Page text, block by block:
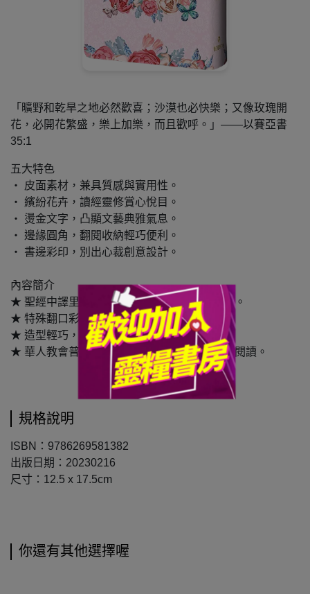
喜；沙漠也必快樂；又像玫瑰開花，必開花繁盛，樂上加樂，而
呼。」——以賽亞書
「曠野和乾旱之地必然歡喜；沙漠也必快樂；又像玫瑰開
花，必開花繁盛，樂上加樂，而且歡呼。」——以賽亞書
35:1
五大特色
‧ 皮面素材，兼具質感與實用性。
‧ 繽紛花卉，讀經靈修賞心悅目。
‧ 燙金文字，凸顯文藝典雅氣息。
‧ 邊緣圓角，翻閱收納輕巧便利。
‧ 書邊彩印，別出心裁創意設計。
內容簡介
★ 聖經中譯里程碑《聖經和合本》問世百週年。
★ 特殊翻口彩繪印刷。
★ 造型輕巧，攜帶方便。
★ 華人教會普遍使用之中文和合本，適當代人閱讀。
規格說明
ISBN：9786269581382
出版日期：20230216
尺寸：12.5 x 17.5cm
你還有其他選擇喔